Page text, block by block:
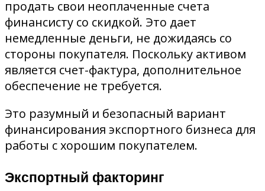
продать свои неоплаченные счета
финансисту со скидкой. Это дает
немедленные деньги, не дожидаясь со
стороны покупателя. Поскольку активом
является счет-фактура, дополнительное
обеспечение не требуется.
Это разумный и безопасный вариант
финансирования экспортного бизнеса для
работы с хорошим покупателем.
Экспортный факторинг